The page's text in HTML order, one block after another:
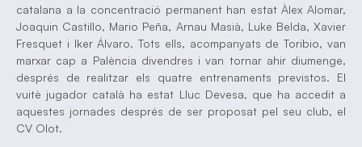
catalana a la concentració permanent han estat Àlex Alomar,
Joaquin Castillo, Mario Peña, Arnau Masià, Luke Belda, Xavier
Fresquet i Iker Álvaro. Tots ells, acompanyats de Toribio, van
marxar cap a Palència divendres i van tornar ahir diumenge,
després de realitzar els quatre entrenaments previstos. El
vuitè jugador català ha estat Lluc Devesa, que ha accedit a
aquestes jornades després de ser proposat pel seu club, el
CV Olot.